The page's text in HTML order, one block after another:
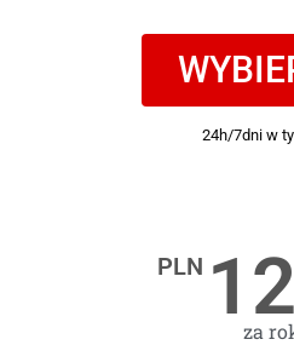
24h/7dni w
PLN
za